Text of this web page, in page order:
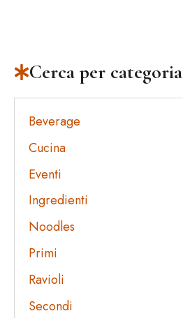
Cerca per categoria
Beverage
Cucina
Eventi
Ingredienti
Noodles
Primi
Ravioli
Secondi